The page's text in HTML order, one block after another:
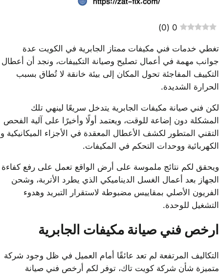
0
(
0
)
تغطي خدمات فني مكيفات ممتاز الجابرية في الكويت عدة
جوانب مهمة في أعمال تصليح وصيانة التكييفات، ونجد أن أعطال
التكييف المفاجئة تحول المكان إلى بيئة خانقة لا تُطاق بسبب
الحرارة الشديدة.
لكن فني صيانة مكيفات الجابرية يتدخل سريعًا لينهي تلك
المشكلة دون إضاعة للوقت، ويعتمد أولًا وأخيرًا على آلية الفحص
التقني المتطور لكشف الأعطال المعقدة في الأجزاء الميكانيكية و
الكهربائية ووحدات التحكم في المكيفات.
ويحقق لكم نتائج ملموسة على أرض الواقع تعمل على رفع كفاءة
الجهاز بعد أعمال الغسل الديناميكي الذي يطرد الأتربة، وشحن
الفريون الأصلي بمقاييس مضبوطة لاستقرار التبريد وهدوء
التشغيل للوحدة.
ارخص فني صيانة مكيفات الجابرية
التكاليف المرتفعة لم تعد عائقًا أمام العميل في ظل وجود شركة
متميزة شأن شركة كويت تاك، توفر لكم أرخص فني صيانة